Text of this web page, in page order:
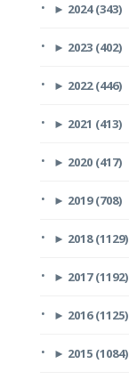
► 2024 (343)
► 2023 (402)
► 2022 (446)
► 2021 (413)
► 2020 (417)
► 2019 (708)
► 2018 (1129)
► 2017 (1192)
► 2016 (1125)
► 2015 (1084)